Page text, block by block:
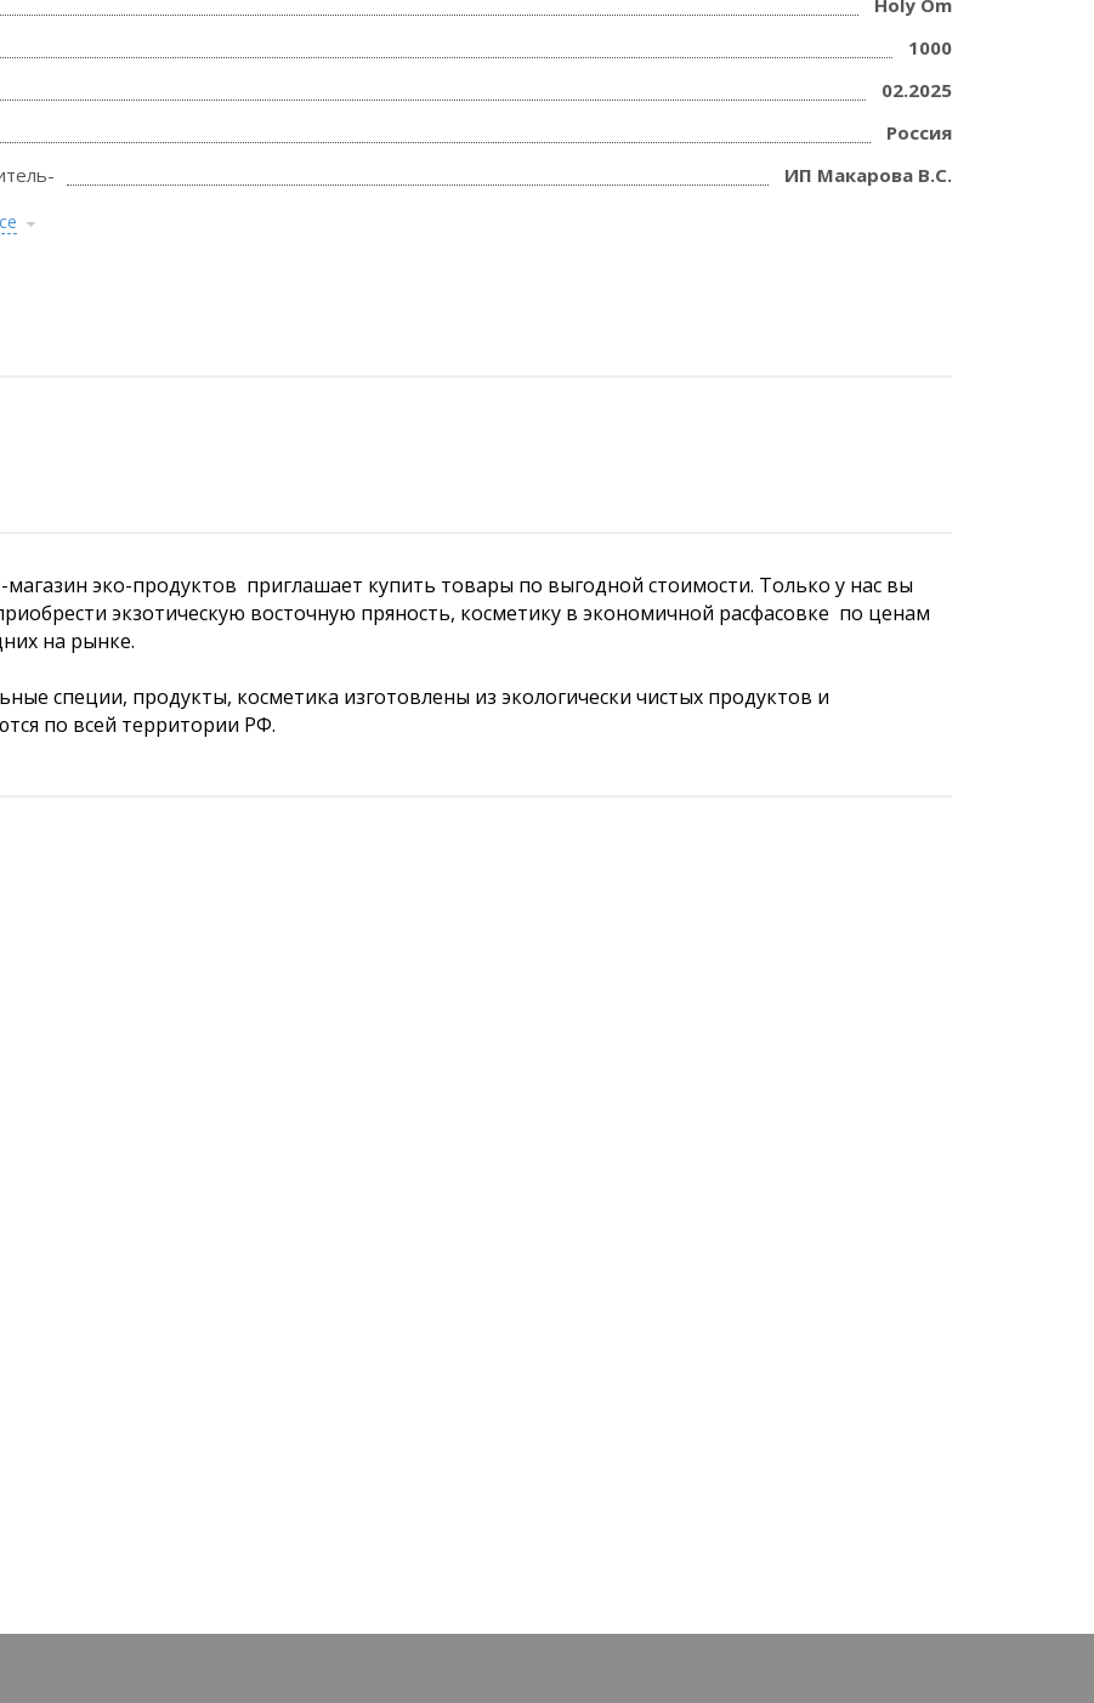
Holy Om
1000
02.2025
Россия
ИП Макарова В.С.
эко-продуктов приглашает купить товары по выгодной стоимости. Только у нас вы
экзотическую восточную пряность, косметику в экономичной расфасовке по ценам
на рынке.
специи, продукты, косметика изготовлены из экологически чистых продуктов и
по всей территории РФ.